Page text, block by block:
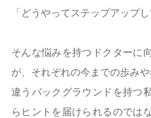
「どうやってステップアップ
そんな悩みを持つドクターに
が、それぞれの今までの歩みや
違うバックグラウンドを持つ
らヒントを届けられるのでは